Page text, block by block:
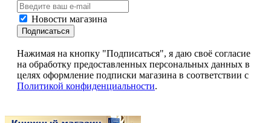
Новости магазина
Подписаться
Нажимая на кнопку "Подписаться", я даю своё согласие
на обработку предоставленных персональных данных в
целях оформление подписки магазина в соответствии с
Политикой конфиденциальности.